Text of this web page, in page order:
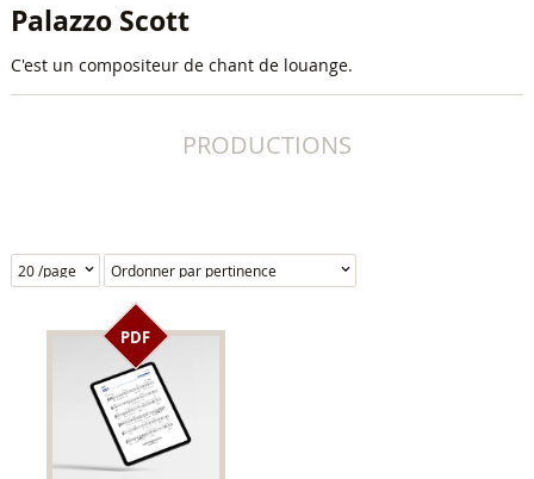
Palazzo Scott
C'est un compositeur de chant de louange.
PRODUCTIONS
PDF